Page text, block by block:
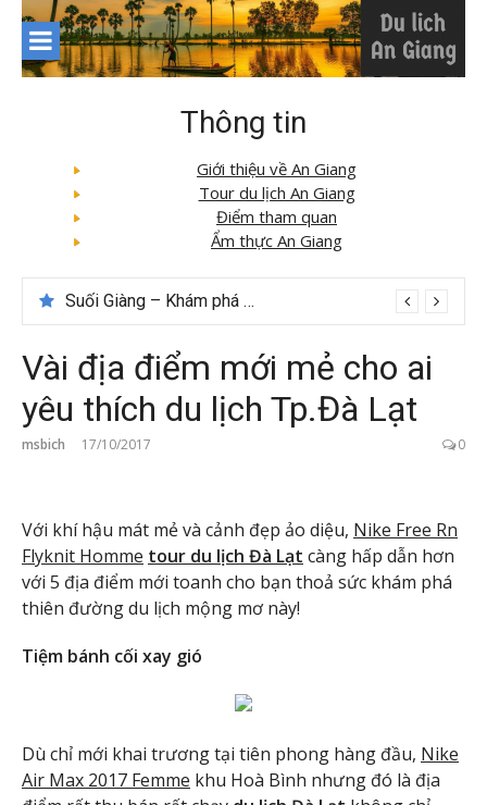
Skip
content
Thông tin
Giới thiệu về An Giang
Tour du lịch An Giang
Điểm tham quan
Ẩm thực An Giang
Suối Giàng – Khám phá “miền chè” nổi tiếng Tây Bắc
Vài địa điểm mới mẻ cho ai
yêu thích du lịch Tp.Đà Lạt
msbich 17/10/2017 0
Với khí hậu mát mẻ và cảnh đẹp ảo diệu, Nike Free Rn
Flyknit Homme tour du lịch Đà Lạt càng hấp dẫn hơn
với 5 địa điểm mới toanh cho bạn thoả sức khám phá
thiên đường du lịch mộng mơ này!
Tiệm bánh cối xay gió
Dù chỉ mới khai trương tại tiên phong hàng đầu, Nike
Air Max 2017 Femme khu Hoà Bình nhưng đó là địa